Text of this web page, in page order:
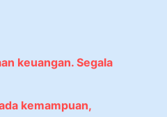
keuangan. Segala
kemampuan,